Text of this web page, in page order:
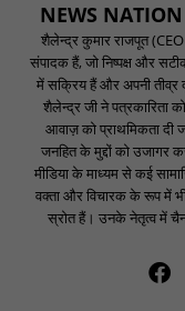
NEWS
शैलेन्द्र कुमार राजपूत
संपादक हैं, जो निष्पक्ष और
में सक्रिय हैं और अपनी तीव्र
शैलेन्द्र जी ने पत्रकारिता
आवाज़ को प्राथमिकता दी
जनहित के मुद्दों को उजागर
मीडिया के माध्यम से कई
वक्ता और विचारक के रूप में
स्रोत हैं। उनके नेतृत्व में